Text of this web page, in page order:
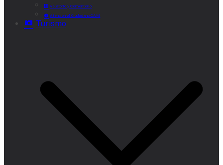
Velatorio y Cementerio
Atención al Ciudadano CAM
Turismo